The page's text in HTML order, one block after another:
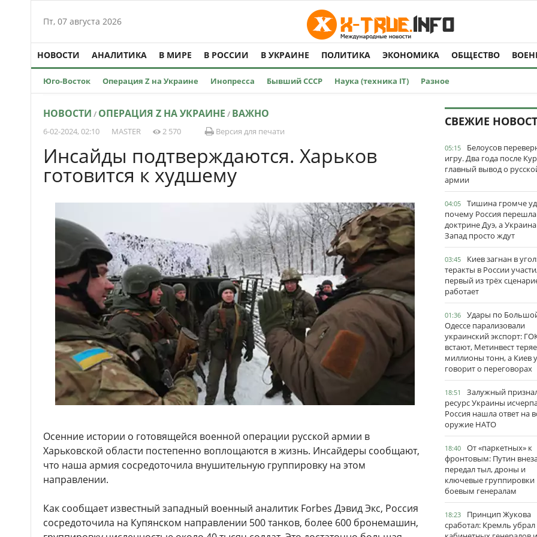
Пт, 07 августа 2026
НОВОСТИ АНАЛИТИКА В МИРЕ В РОССИИ В УКРАИНЕ ПОЛИТИКА ЭКОНОМИКА ОБЩЕСТВО
Юго-Восток Операция Z на Украине Инопресса Бывший СССР Наука (техника IT) Разное
НОВОСТИ / ОПЕРАЦИЯ Z НА УКРАИНЕ / ВАЖНО
6-02-2024, 02:10 MASTER 2 570 Версия для печати
Инсайды подтверждаются. Харьков
готовится к худшему
Осенние истории о готовящейся военной операции русской армии в
Харьковской области постепенно воплощаются в жизнь. Инсайдеры сообщают,
что наша армия сосредоточила внушительную группировку на этом
направлении.
Как сообщает известный западный военный аналитик Forbes Дэвид Экс, Россия
сосредоточила на Купянском направлении 500 танков, более 600 бронемашин,
СВЕЖИЕ
05:15
Белоусов
игру. Два года после
главный вывод о
армии
04:05
Тишина громче
почему Россия
доктрине Дуэ, а
Запад просто ждут
03:45
Киев загнан в
теракты в России
первый из трёх
работает
01:36
Удары по
Одессе парализовали
украинский экспорт:
встают, Метинвест
миллионы тонн, а Киев
говорит о переговорах
18:51
Залужный
ресурс Украины
Россия нашла ответ на
оружие НАТО
18:40
От «паркетных» к
фронтовым: Путин
передал тыл, дроны и
ключевые группировки
боевым генералам
18:23
Принцип Жукова
сработал: Кремль убрал